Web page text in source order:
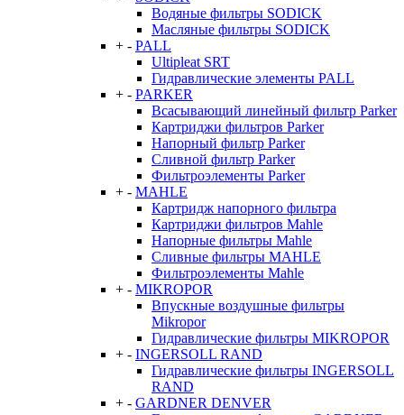
Водяные фильтры SODICK
Масляные фильтры SODICK
+ - PALL
Ultipleat SRT
Гидравлические элементы PALL
+ - PARKER
Всасывающий линейный фильтр Parker
Картриджи фильтров Parker
Напорный фильтр Parker
Сливной фильтр Parker
Фильтроэлементы Parker
+ - MAHLE
Картридж напорного фильтра
Картриджи фильтров Mahle
Напорные фильтры Mahle
Сливные фильтры MAHLE
Фильтроэлементы Mahle
+ - MIKROPOR
Впускные воздушные фильтры
Mikropor
Гидравлические фильтры MIKROPOR
+ - INGERSOLL RAND
Гидравлические фильтры INGERSOLL
RAND
+ - GARDNER DENVER